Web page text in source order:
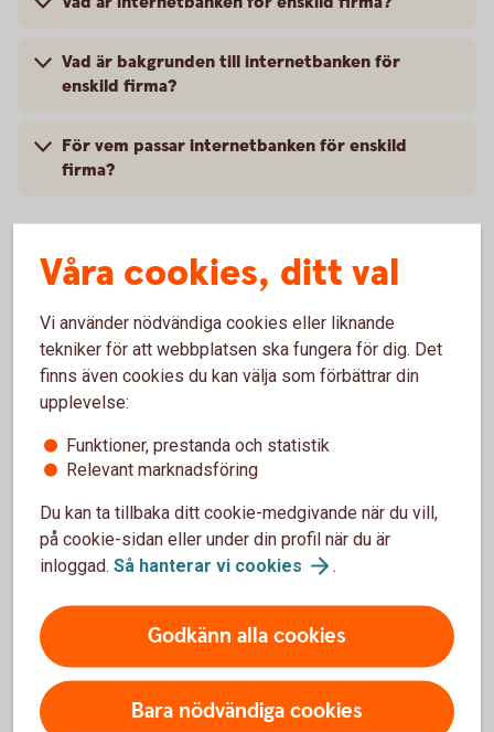
Vad är bakgrunden till internetbanken för
enskild firma?
För vem passar internetbanken för enskild
firma?
Fler frågor och svar om internetbanken enskild
Internetbanken för enskild
firma
Ring 0247-886 00 och skaffa internetbanken
firma
Digital Support
Öppet alla dagar dygnet runt.
Våra cookies, ditt val
Vi använder nödvändiga cookies eller liknande
tekniker för att webbplatsen ska fungera för dig. Det
finns även cookies du kan välja som förbättrar din
upplevelse:
Funktioner, prestanda och statistik
Relevant marknadsföring
Du kan ta tillbaka ditt cookie-medgivande när du vill,
på cookie-sidan eller under din profil när du är
inloggad. Så hanterar vi cookies .
Godkänn alla cookies
Bara nödvändiga cookies